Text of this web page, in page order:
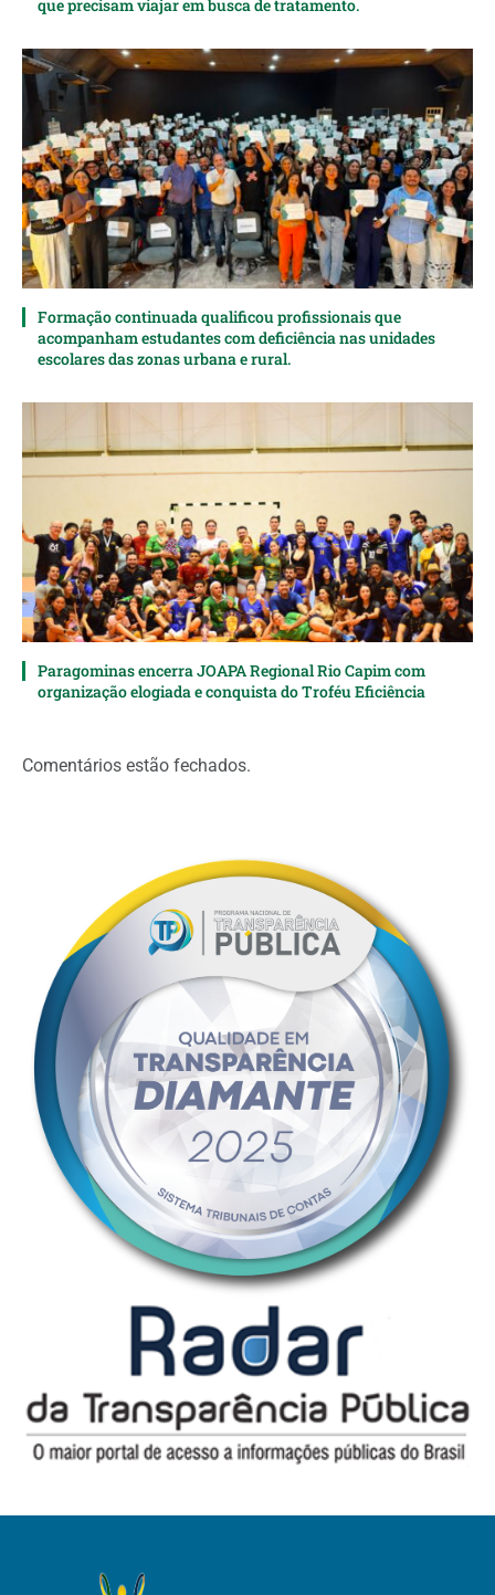
que precisam viajar em busca de tratamento.
Formação continuada qualificou profissionais que
acompanham estudantes com deficiência nas unidades
escolares das zonas urbana e rural.
Paragominas encerra JOAPA Regional Rio Capim com
organização elogiada e conquista do Troféu Eficiência
Comentários estão fechados.